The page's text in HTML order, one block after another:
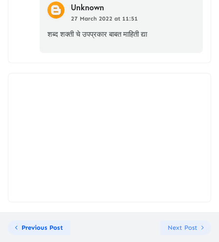
Unknown
27 March 2022 at 11:51
शब्द शक्ती चे उपप्रकार बाबत माहिती द्या
Previous Post Next Post